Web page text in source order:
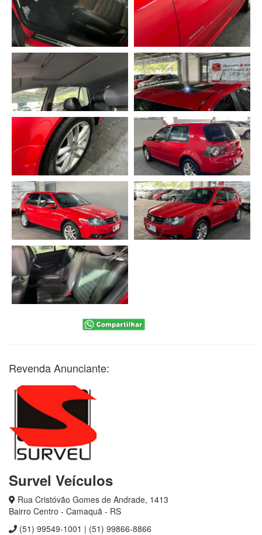
Revenda Anunciante:
Survel Veículos
Rua Cristóvão Gomes de Andrade, 1413
Bairro Centro - Camaquã - RS
(51) 99549-1001 | (51) 99866-8866